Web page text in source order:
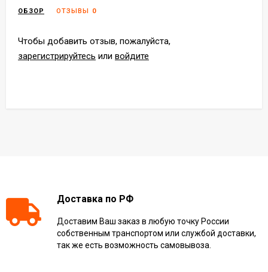
ОБЗОР ОТЗЫВЫ 0
Чтобы добавить отзыв, пожалуйста,
зарегистрируйтесь или войдите
Доставка по РФ
Доставим Ваш заказ в любую точку России
собственным транспортом или службой доставки,
так же есть возможность самовывоза.